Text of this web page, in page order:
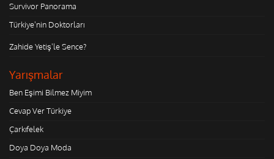
Survivor Panorama
Türkiye'nin Doktorları
Zahide Yetiş'le Sence?
Yarışmalar
Ben Eşimi Bilmez Miyim
Cevap Ver Türkiye
Çarkıfelek
Doya Doya Moda